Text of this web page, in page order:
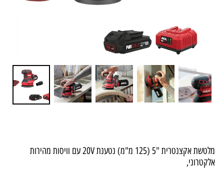
מלטשת אקצנטרית "5 (125 מ"מ) נטענת 20V עם וויסות מהירות
אלקטרוני,